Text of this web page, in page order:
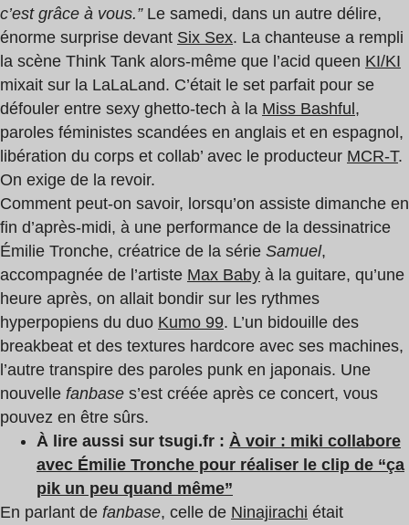
c’est grâce à vous.” Le samedi, dans un autre délire,
énorme surprise devant Six Sex. La chanteuse a rempli
la scène Think Tank alors-même que l’acid queen KI/KI
mixait sur la LaLaLand. C’était le set parfait pour se
défouler entre sexy ghetto-tech à la Miss Bashful,
paroles féministes scandées en anglais et en espagnol,
libération du corps et collab’ avec le producteur MCR-T.
On exige de la revoir.
Comment peut-on savoir, lorsqu’on assiste dimanche en
fin d’après-midi, à une performance de la dessinatrice
Émilie Tronche, créatrice de la série Samuel,
accompagnée de l’artiste Max Baby à la guitare, qu’une
heure après, on allait bondir sur les rythmes
hyperpopiens du duo Kumo 99. L’un bidouille des
breakbeat et des textures hardcore avec ses machines,
l’autre transpire des paroles punk en japonais. Une
nouvelle fanbase s’est créée après ce concert, vous
pouvez en être sûrs.
À lire aussi sur tsugi.fr : À voir : miki collabore
avec Émilie Tronche pour réaliser le clip de “ça
pik un peu quand même”
En parlant de fanbase, celle de Ninajirachi était